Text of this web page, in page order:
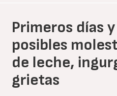
Primeros días
posibles
de leche,
grietas